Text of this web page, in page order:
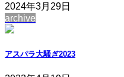
2024年3月29日
archive
アスパラ大騒ぎ2023